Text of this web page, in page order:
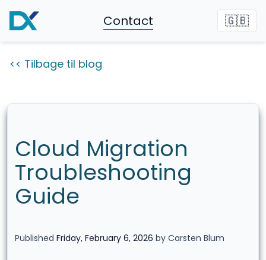
Contact 🇬🇧
<< Tilbage til blog
Cloud Migration
Troubleshooting
Guide
Published Friday, February 6, 2026 by Carsten Blum